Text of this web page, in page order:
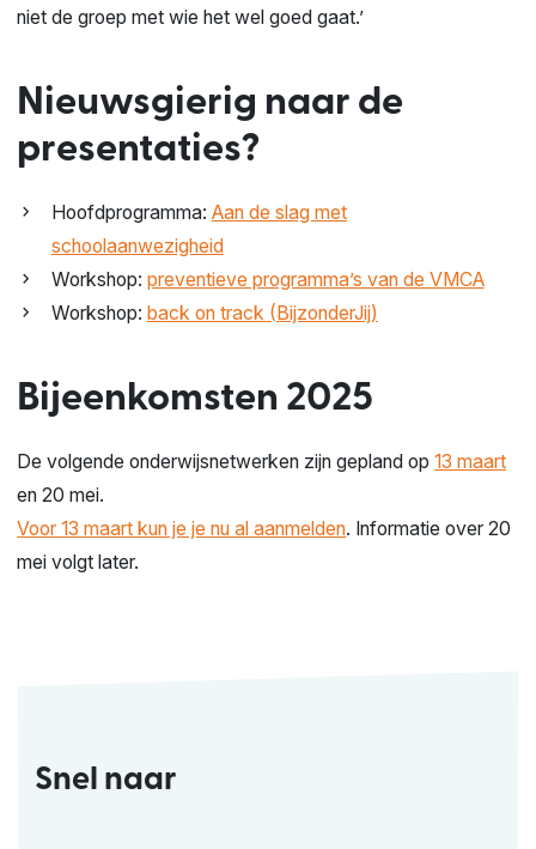
niet de groep met wie het wel goed gaat.’
Nieuwsgierig naar de
presentaties?
Hoofdprogramma: Aan de slag met
schoolaanwezigheid
Workshop: preventieve programma’s van de VMCA
Workshop: back on track (BijzonderJij)
Bijeenkomsten 2025
De volgende onderwijsnetwerken zijn gepland op13 maart
en 20 mei.
Voor 13 maart kun je je nu al aanmelden. Informatie over 20
mei volgt later.
Snel naar